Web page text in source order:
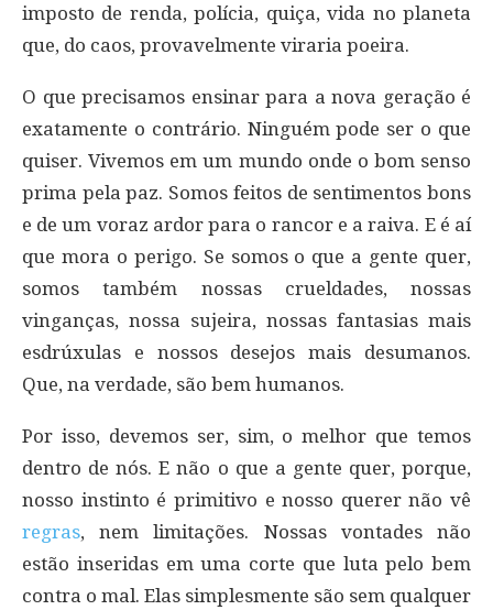
imposto de renda, polícia, quiça, vida no planeta
que, do caos, provavelmente viraria poeira.
O que precisamos ensinar para a nova geração é
exatamente o contrário. Ninguém pode ser o que
quiser. Vivemos em um mundo onde o bom senso
prima pela paz. Somos feitos de sentimentos bons
e de um voraz ardor para o rancor e a raiva. E é aí
que mora o perigo. Se somos o que a gente quer,
somos também nossas crueldades, nossas
vinganças, nossa sujeira, nossas fantasias mais
esdrúxulas e nossos desejos mais desumanos.
Que, na verdade, são bem humanos.
Por isso, devemos ser, sim, o melhor que temos
dentro de nós. E não o que a gente quer, porque,
nosso instinto é primitivo e nosso querer não vê
regras, nem limitações. Nossas vontades não
estão inseridas em uma corte que luta pelo bem
contra o mal. Elas simplesmente são sem qualquer